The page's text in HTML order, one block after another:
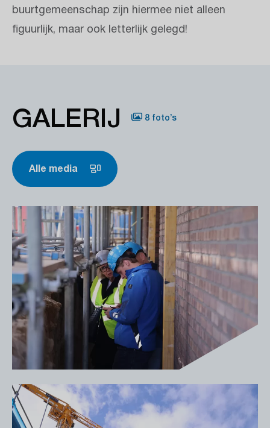
buurtgemeenschap zijn hiermee niet alleen
figuurlijk, maar ook letterlijk gelegd!
GALERIJ 8 foto’s
Alle media